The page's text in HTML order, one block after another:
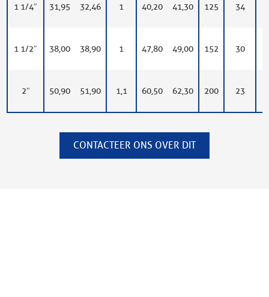
1 1/4″ 31,95 32,46 1 40,20 41,30 125 34
1 1/2″ 38,00 38,90 1 47,80 49,00 152 30
2″ 50,90 51,90 1,1 60,50 62,30 200 23
CONTACTEER ONS OVER DIT